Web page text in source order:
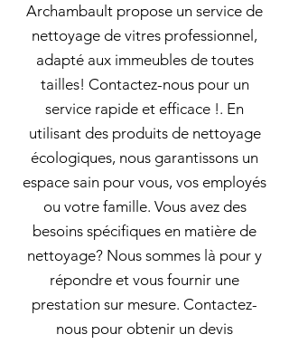
Archambault propose un service de
nettoyage de vitres professionnel,
adapté aux immeubles de toutes
tailles! Contactez-nous pour un
service rapide et efficace !. En
utilisant des produits de nettoyage
écologiques, nous garantissons un
espace sain pour vous, vos employés
ou votre famille. Vous avez des
besoins spécifiques en matière de
nettoyage? Nous sommes là pour y
répondre et vous fournir une
prestation sur mesure. Contactez-
nous pour obtenir un devis